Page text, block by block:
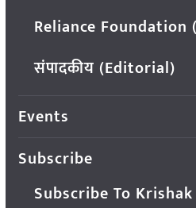
Reliance Foundation
संपादकीय (Editorial)
Events
Subscribe
Subscribe To